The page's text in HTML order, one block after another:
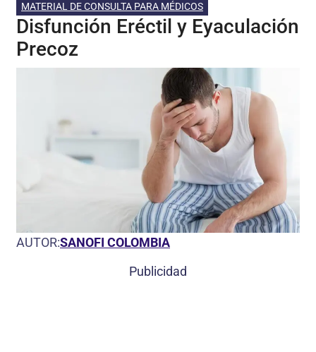
MATERIAL DE CONSULTA PARA MÉDICOS
Disfunción Eréctil y Eyaculación
Precoz
AUTOR:SANOFI COLOMBIA
Publicidad